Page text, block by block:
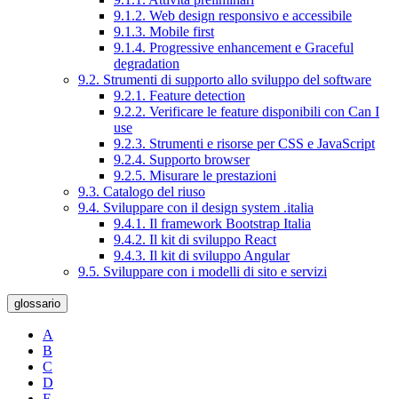
9.1.2. Web design responsivo e accessibile
9.1.3. Mobile first
9.1.4. Progressive enhancement e Graceful
degradation
9.2. Strumenti di supporto allo sviluppo del software
9.2.1. Feature detection
9.2.2. Verificare le feature disponibili con Can I
use
9.2.3. Strumenti e risorse per CSS e JavaScript
9.2.4. Supporto browser
9.2.5. Misurare le prestazioni
9.3. Catalogo del riuso
9.4. Sviluppare con il design system .italia
9.4.1. Il framework Bootstrap Italia
9.4.2. Il kit di sviluppo React
9.4.3. Il kit di sviluppo Angular
9.5. Sviluppare con i modelli di sito e servizi
glossario
A
B
C
D